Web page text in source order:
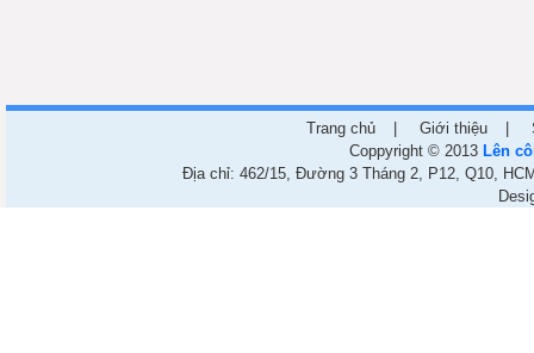
Trang chủ Giới thiệu
Coppyright © 2013 Lên
Địa chỉ: 462/15, Đường 3 Tháng 2, P12, Q10,